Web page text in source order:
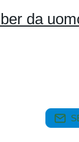
da